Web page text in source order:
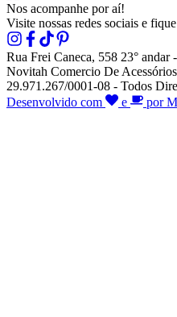
Nos acompanhe por aí!
Visite nossas redes sociais e
Rua Frei Caneca, 558 23° andar
Novitah Comercio De
29.971.267/0001-08 - Todos
Desenvolvido com
e por